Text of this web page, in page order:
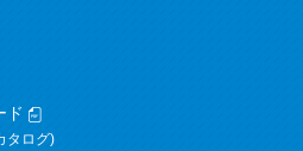
ド
タログ)